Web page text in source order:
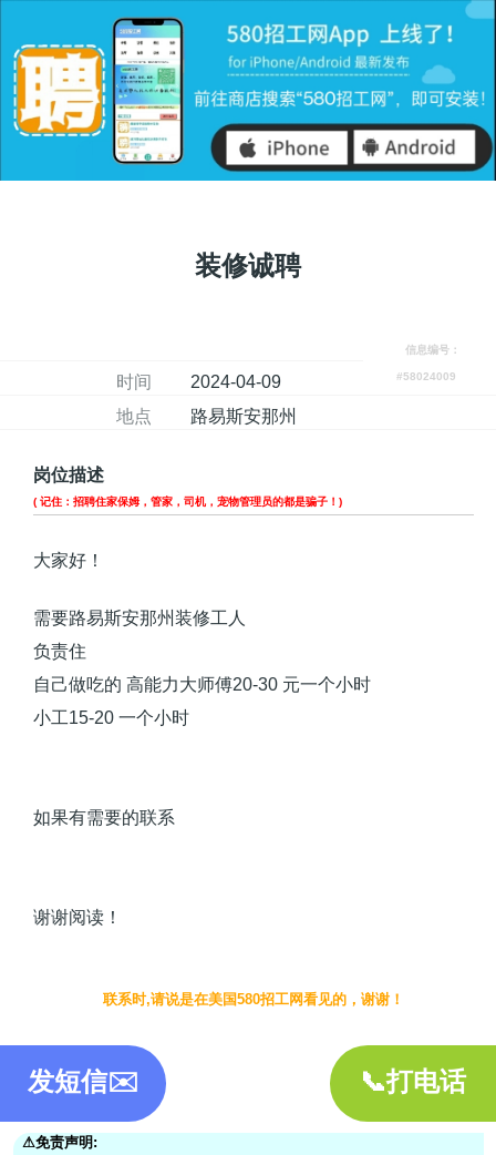
装修诚聘
信息编号：
#58024009
时间
2024-04-09
地点
路易斯安那州
岗位描述
( 记住：招聘住家保姆，管家，司机，宠物管理员的都是骗子！)
大家好！
需要路易斯安那州装修工人
负责住
自己做吃的 高能力大师傅20-30 元一个小时
小工15-20 一个小时
如果有需要的联系
谢谢阅读！
联系时,请说是在美国580招工网看见的，谢谢！
📞打电话
发短信✉️
⚠︎免责声明: